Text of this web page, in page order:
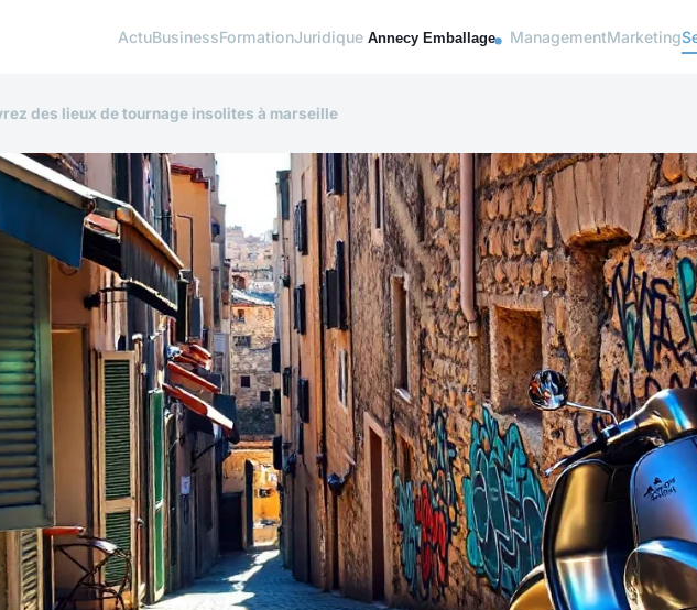
ActuBusinessFormationJuridique ManagementMarketing
des lieux de tournage insolites à marseille